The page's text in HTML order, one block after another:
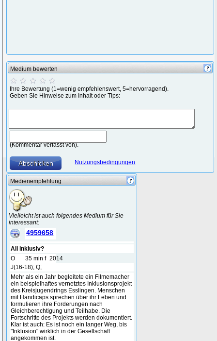
Medium bewerten
Ihre Bewertung (1=wenig empfehlenswert, 5=hervorragend).
Geben Sie Hinweise zum Inhalt oder Tips:
(Kommentar verfasst von).
Nutzungsbedingungen
Medienempfehlung
Vielleicht ist auch folgendes Medium für Sie
interessant:
4959658
All inklusiv?
O
35 min f 2014
J(16-18); Q;
Mehr als ein Jahr begleitete ein Filmemacher
ein beispielhaftes vernetztes Inklusionsprojekt
des Kreisjugendrings Esslingen. Menschen
mit Handicaps sprechen über ihr Leben und
formulieren ihre Forderungen nach
Gleichberechtigung und Teilhabe. Die
Fortschritte des Projekts werden dokumentiert.
Klar ist auch: Es ist noch ein langer Weg, bis
"Inklusion" wirklich in der Gesellschaft
angekommen ist.